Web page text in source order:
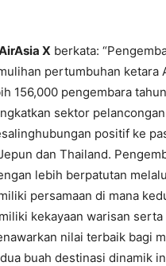
X berkata:
pertumbuhan ketara
156,000 pengembara
sektor
positif ke
dan Thailand.
lebih berpatutan
persamaan di mana
kekayaan warisan serta
nilai terbaik bagi
buah destinasi dinamik